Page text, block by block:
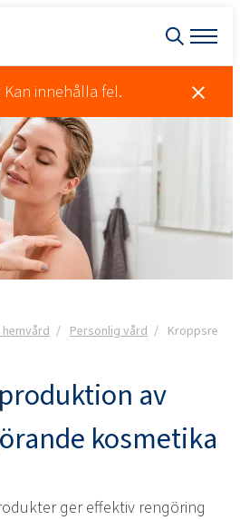
innehålla fel.
Personlig vård
av
kosmetika
ger effektiv rengöring